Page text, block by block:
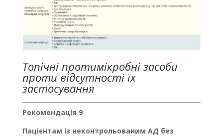
Топічні протимікробні засоби
проти відсутності їх
застосування
Рекомендація 9
Пацієнтам із неконтрольованим АД без